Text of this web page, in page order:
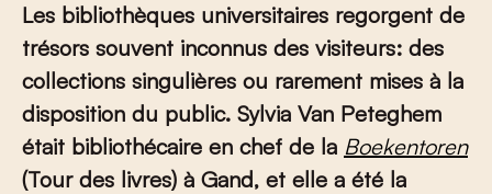
Les bibliothèques universitaires regorgent de
trésors souvent inconnus des visiteurs: des
collections singulières ou rarement mises à la
disposition du public. Sylvia Van Peteghem
était bibliothécaire en chef de la Boekentoren
(Tour des livres) à Gand, et elle a été la